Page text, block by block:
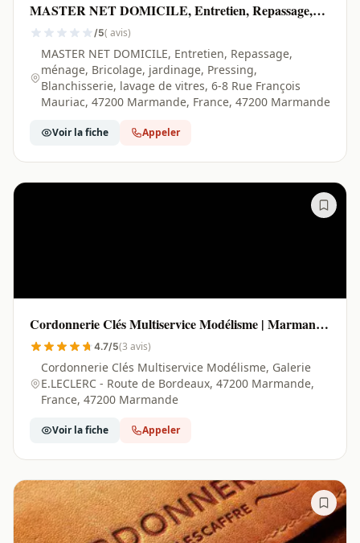
MASTER NET DOMICILE, Entretien, Repassage,
ménage, Bricolage, jardinage, Pressing, Blanchisserie,
lavage de vitres | Marmande - 47200
/5( avis)
MASTER NET DOMICILE, Entretien, Repassage,
ménage, Bricolage, jardinage, Pressing,
Blanchisserie, lavage de vitres, 6-8 Rue François
Mauriac, 47200 Marmande, France, 47200 Marmande
Voir la fiche Appeler
Cordonnerie Clés Multiservice Modélisme | Marmande
- 47200
4.7/5(3 avis)
Cordonnerie Clés Multiservice Modélisme, Galerie
E.LECLERC - Route de Bordeaux, 47200 Marmande,
France, 47200 Marmande
Voir la fiche Appeler